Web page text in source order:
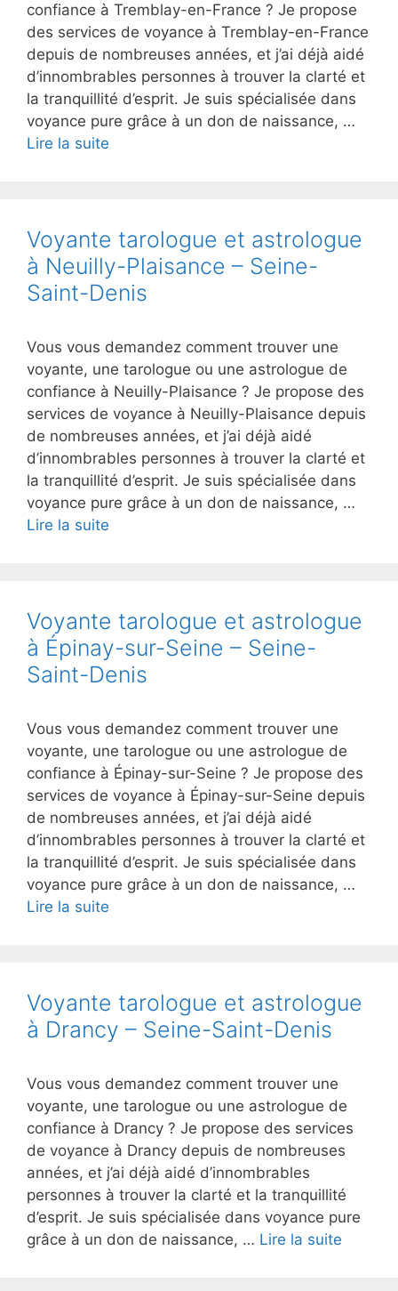
confiance à Tremblay-en-France ? Je propose
des services de voyance à Tremblay-en-France
depuis de nombreuses années, et j’ai déjà aidé
d’innombrables personnes à trouver la clarté et
la tranquillité d’esprit. Je suis spécialisée dans
voyance pure grâce à un don de naissance, …
Lire la suite
Voyante tarologue et astrologue
à Neuilly-Plaisance – Seine-
Saint-Denis
Vous vous demandez comment trouver une
voyante, une tarologue ou une astrologue de
confiance à Neuilly-Plaisance ? Je propose des
services de voyance à Neuilly-Plaisance depuis
de nombreuses années, et j’ai déjà aidé
d’innombrables personnes à trouver la clarté et
la tranquillité d’esprit. Je suis spécialisée dans
voyance pure grâce à un don de naissance, …
Lire la suite
Voyante tarologue et astrologue
à Épinay-sur-Seine – Seine-
Saint-Denis
Vous vous demandez comment trouver une
voyante, une tarologue ou une astrologue de
confiance à Épinay-sur-Seine ? Je propose des
services de voyance à Épinay-sur-Seine depuis
de nombreuses années, et j’ai déjà aidé
d’innombrables personnes à trouver la clarté et
la tranquillité d’esprit. Je suis spécialisée dans
voyance pure grâce à un don de naissance, …
Lire la suite
Voyante tarologue et astrologue
à Drancy – Seine-Saint-Denis
Vous vous demandez comment trouver une
voyante, une tarologue ou une astrologue de
confiance à Drancy ? Je propose des services
de voyance à Drancy depuis de nombreuses
années, et j’ai déjà aidé d’innombrables
personnes à trouver la clarté et la tranquillité
d’esprit. Je suis spécialisée dans voyance pure
grâce à un don de naissance, … Lire la suite